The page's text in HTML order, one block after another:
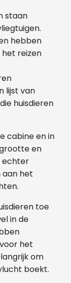
staan
hebben
reizen
lijst van
huisdieren
cabine en in
en
echter
het
toe
in de
het
om
boekt.